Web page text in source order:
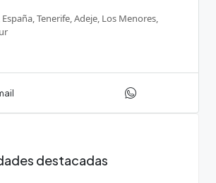
Tenerife, Adeje, Los Menores,
destacadas